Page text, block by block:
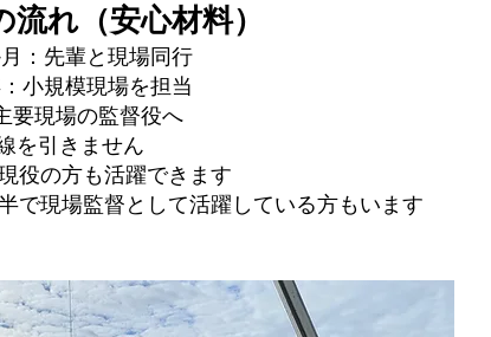
流れ（安心材料）
：先輩と現場同行
小規模現場を担当
要現場の監督役へ
を引きません
役の方も活躍できます
で現場監督として活躍している方もいます